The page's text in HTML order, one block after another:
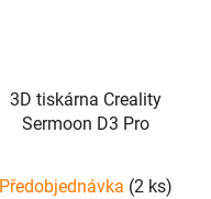
3D tiskárna Creality
Sermoon D3 Pro
Předobjednávka (2 ks)